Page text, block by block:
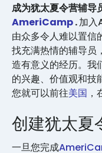
成为犹太夏令营辅导
AmeriCamp.加入
由众多令人难以置信
找充满热情的辅导员
造有意义的经历。我
的兴趣、价值观和技
您就可以前往美国 ，
创建犹太夏
一旦您完成